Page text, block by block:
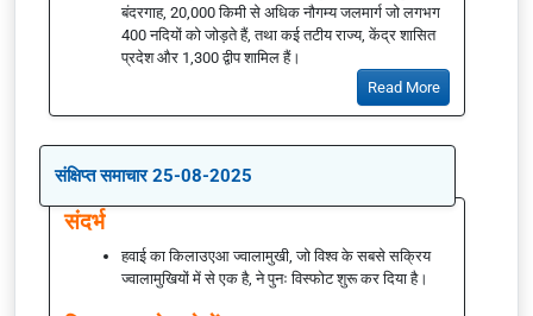
बंदरगाह, 20,000 किमी से अधिक नौगम्य जलमार्ग जो लगभग
400 नदियों को जोड़ते हैं, तथा कई तटीय राज्य, केंद्र शासित
प्रदेश और 1,300 द्वीप शामिल हैं।
Read More
संक्षिप्त समाचार 25-08-2025
संदर्भ
हवाई का किलाउएआ ज्वालामुखी, जो विश्व के सबसे सक्रिय
ज्वालामुखियों में से एक है, ने पुनः विस्फोट शुरू कर दिया है।